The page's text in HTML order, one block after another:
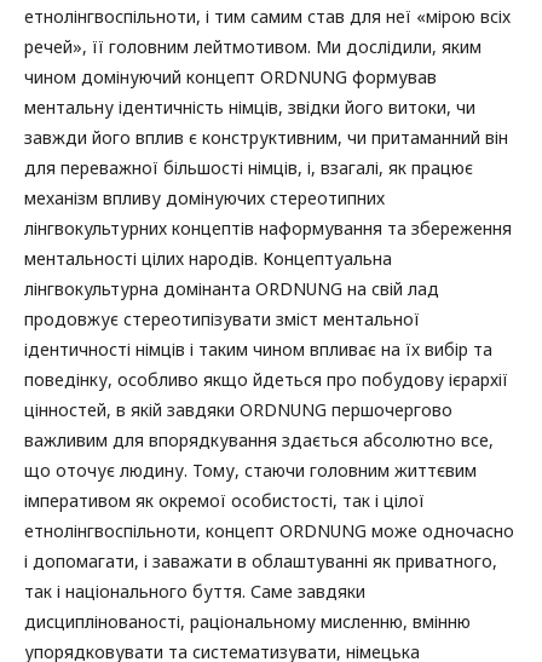
етнолінгвоспільноти, і тим самим став для неї «мірою всіх
речей», її головним лейтмотивом. Ми дослідили, яким
чином домінуючий концепт ORDNUNG формував
ментальну ідентичність німців, звідки його витоки, чи
завжди його вплив є конструктивним, чи притаманний він
для переважної більшості німців, і, взагалі, як працює
механізм впливу домінуючих стереотипних
лінгвокультурних концептів наформування та збереження
ментальності цілих народів. Концептуальна
лінгвокультурна домінанта ORDNUNG на свій лад
продовжує стереотипізувати зміст ментальної
ідентичності німців і таким чином впливає на їх вибір та
поведінку, особливо якщо йдеться про побудову ієрархії
цінностей, в якій завдяки ORDNUNG першочергово
важливим для впорядкування здається абсолютно все,
що оточує людину. Тому, стаючи головним життєвим
імперативом як окремої особистості, так і цілої
етнолінгвоспільноти, концепт ORDNUNG може одночасно
і допомагати, і заважати в облаштуванні як приватного,
так і національного буття. Саме завдяки
дисциплінованості, раціональному мисленню, вмінню
упорядковувати та систематизувати, німецька